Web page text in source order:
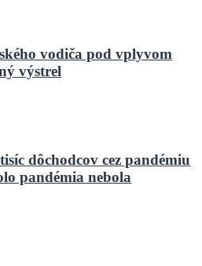
vodiča pod vplyvom
výstrel
dôchodcov cez pandémiu
pandémia nebola